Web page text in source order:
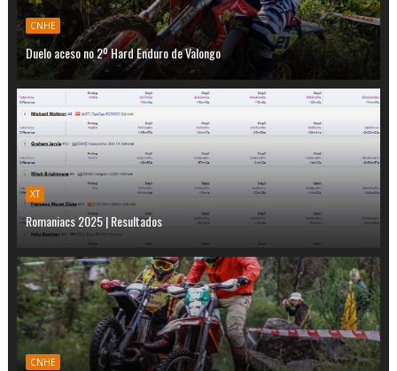
CNHE
Duelo aceso no 2º Hard Enduro de Valongo
XT
Romaniacs 2025 | Resultados
CNHE